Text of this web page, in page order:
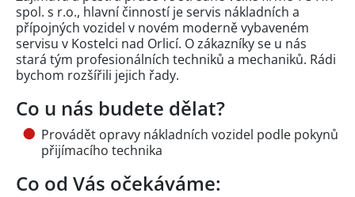
spol. s r.o., hlavní činností je servis nákladních a
přípojných vozidel v novém moderně vybaveném
servisu v Kostelci nad Orlicí. O zákazníky se u nás
stará tým profesionálních techniků a mechaniků. Rádi
bychom rozšířili jejich řady.
Co u nás budete dělat?
Provádět opravy nákladních vozidel podle pokynů
přijímacího technika
Co od Vás očekáváme: